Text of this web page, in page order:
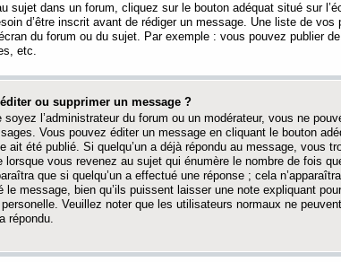
sujet dans un forum, cliquez sur le bouton adéquat situé sur
d’être inscrit avant de rédiger un message. Une liste de
du forum ou du sujet. Par exemple : vous pouvez publier
etc.
ou supprimer un message ?
l’administrateur du forum ou un modérateur, vous ne
Vous pouvez éditer un message en cliquant le bouton
ait été publié. Si quelqu’un a déjà répondu au message, vous
lorsque vous revenez au sujet qui énumère le nombre de fois
que si quelqu’un a effectué une réponse ; cela
le message, bien qu’ils puissent laisser une note expliquant
Veuillez noter que les utilisateurs normaux ne
répondu.